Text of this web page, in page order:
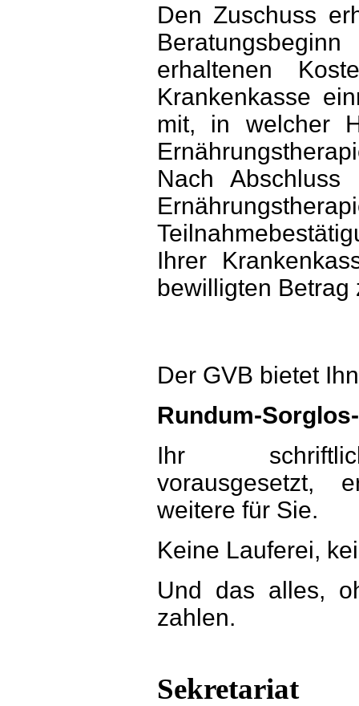
Den Zuschuss
erhaltenen
Krankenkasse
mit, in welcher
Nach Abschluss
Ihrer
bewilligten Betrag
Der GVB bietet
Rundum-
Ihr
vorausgesetzt,
weitere für Sie.
Keine Lauferei,
Und das alles,
zahlen.
Sekretariat